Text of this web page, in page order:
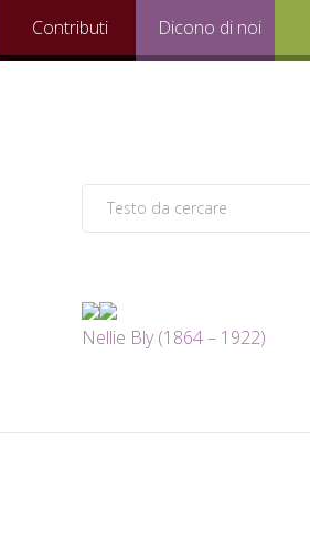
Contributi Dicono di noi
Nellie Bly (1864 – 1922)